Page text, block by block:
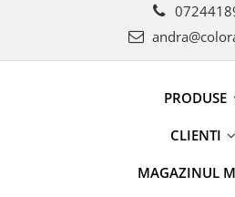
PRODUSE
CLIENTI
MAGAZINUL